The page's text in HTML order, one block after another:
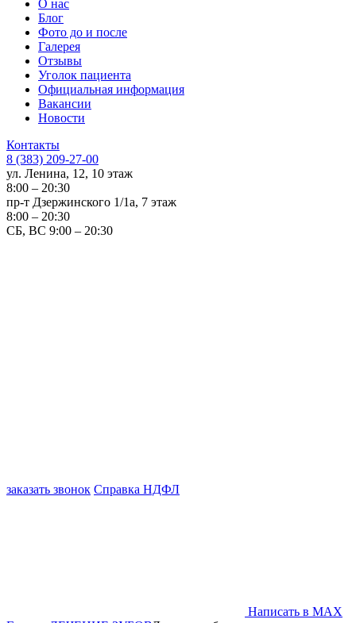
О нас
Блог
Фото до и после
Галерея
Отзывы
Уголок пациента
Официальная информация
Вакансии
Новости
Контакты
8 (383) 209-27-00
ул. Ленина, 12, 10 этаж
8:00 – 20:30
пр-т Дзержинского 1/1а, 7 этаж
8:00 – 20:30
СБ, ВС 9:00 – 20:30
заказать звонок Справка НДФЛ
Написать в MAX